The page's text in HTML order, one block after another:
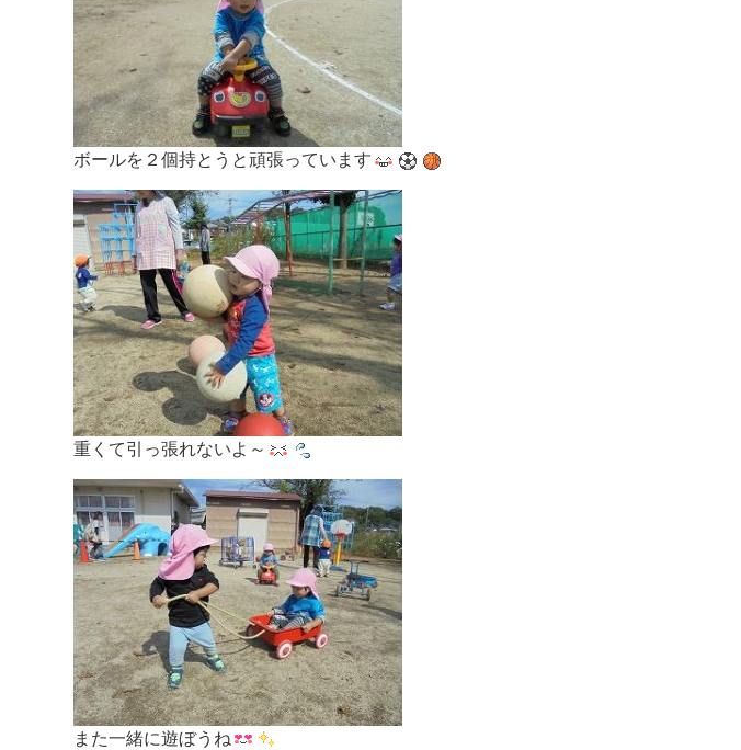
ボールを２個持とうと頑張っています
重くて引っ張れないよ～
また一緒に遊ぼうね